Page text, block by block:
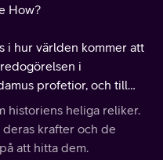
How?
i hur världen kommer att
i
profetior, och till
av en märklig blå
historiens heliga reliker.
krafter och de
att hitta dem.